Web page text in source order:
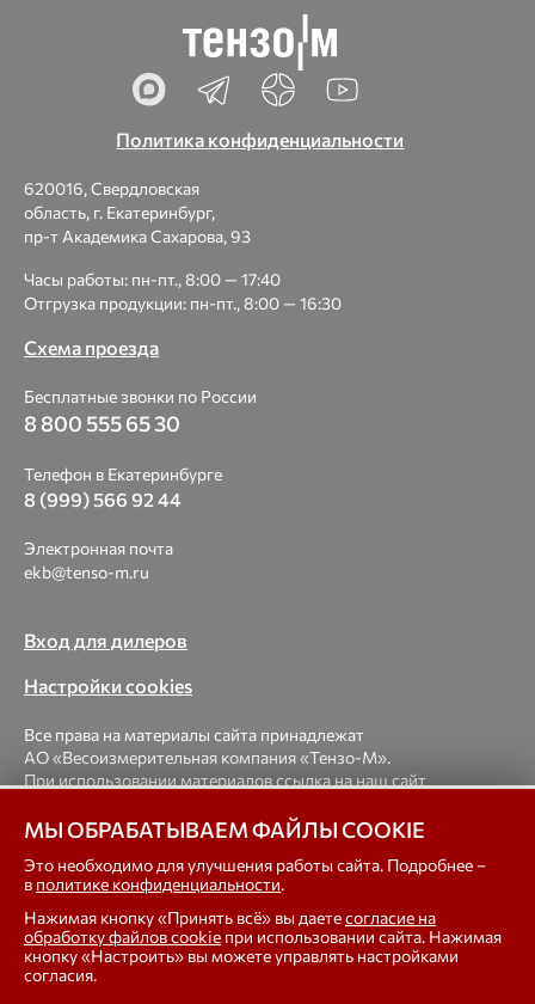
Политика конфиденциальности
620016, Свердловская
область, г. Екатеринбург,
пр-т Академика Сахарова, 93
Часы работы: пн-пт., 8:00 — 17:40
Отгрузка продукции: пн-пт., 8:00 — 16:30
Схема проезда
Бесплатные звонки по России
8 800 555 65 30
Телефон в Екатеринбурге
8 (999) 566 92 44
Электронная почта
ekb@tenso-m.ru
Вход для дилеров
Настройки cookies
Все права на материалы сайта принадлежат
АО «Весоизмерительная компания «Тензо-М».
При использовании материалов ссылка на наш сайт
© 1998-2026 Весоизмерительная компания «Тензо-М» —
платформенные, крановые, вагонные, бункерные,
автомобильные весы, весовые дозаторы для фасовки,
тензодатчики
МЫ ОБРАБАТЫВАЕМ ФАЙЛЫ COOKIE
Это необходимо для улучшения работы сайта. Подробнее –
в политике конфиденциальности.
Нажимая кнопку «Принять всё» вы даетесогласие на
обработку файлов cookie при использовании сайта. Нажимая
кнопку «Настроить» вы можете управлять настройками
согласия.